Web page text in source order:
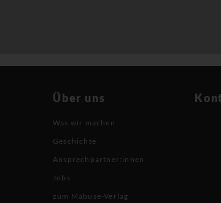
Über uns
Was wir machen
Geschichte
Ansprechpartner:innen
Jobs
zum Mabuse-Verlag